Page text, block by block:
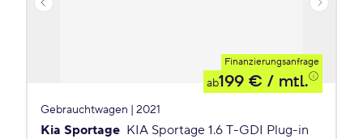
Finanzierungsanfrage
ab199 € / mtl.
Gebrauchtwagen | 2021
Kia Sportage KIA Sportage 1.6 T-GDI Plug-in